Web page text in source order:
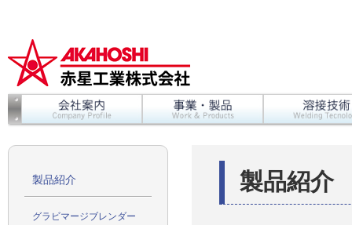
製品紹介
グラビマージブレンダー
製品紹介